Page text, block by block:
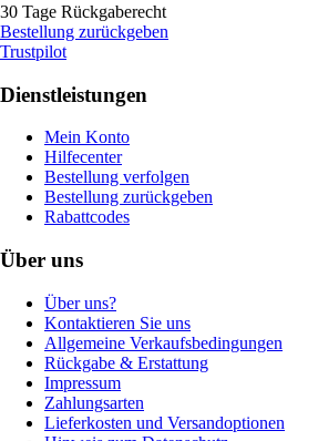
30 Tage Rückgaberecht
Bestellung zurückgeben
Trustpilot
Dienstleistungen
Mein Konto
Hilfecenter
Bestellung verfolgen
Bestellung zurückgeben
Rabattcodes
Über uns
Über uns?
Kontaktieren Sie uns
Allgemeine Verkaufsbedingungen
Rückgabe & Erstattung
Impressum
Zahlungsarten
Lieferkosten und Versandoptionen